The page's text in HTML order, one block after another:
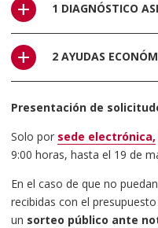
1 DIAGNÓSTICO
En esta fase, se incluye un
personalizado, que permite
nivel de ciberseguridad de
mejora de la protección
seguridad de la
permite conocer la
regulatorios y normativos,
Además, se analizará: la
2 AYUDAS
implantar, los proveedores
empresa para acometer los
comprometida. Para cada
justificación de la inversión
El presupuesto máximo
Presentación de
Solo por sede electrónica,
9:00 horas, hasta el 19 de
En el caso de que no
recibidas con el
un sorteo público ante